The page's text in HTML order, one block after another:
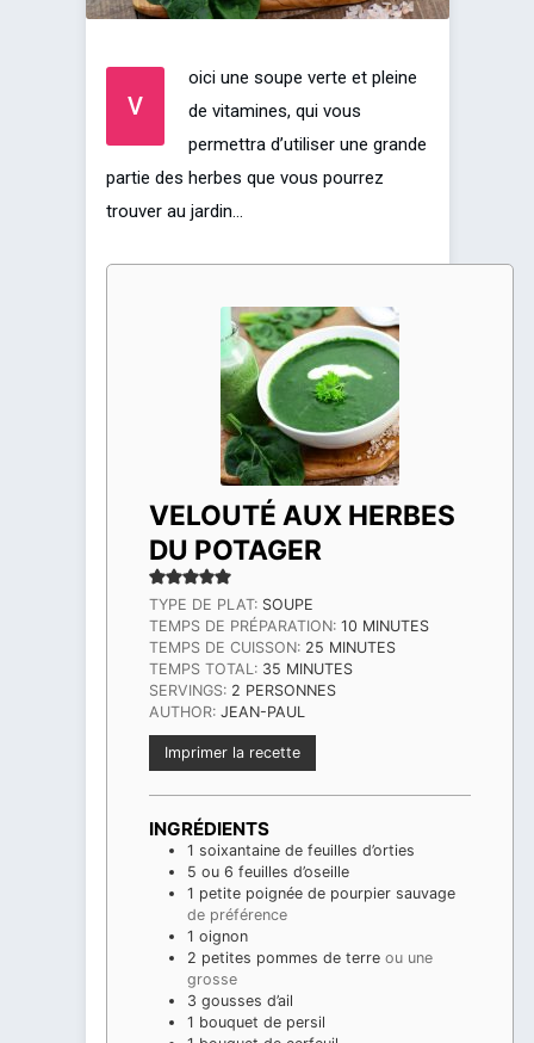
V
oici une soupe verte et pleine
de vitamines, qui vous
permettra d’utiliser une grande
partie des herbes que vous pourrez
trouver au jardin…
VELOUTÉ AUX HERBES
DU POTAGER
TYPE DE PLAT: SOUPE
TEMPS DE PRÉPARATION: 10 MINUTES
MINUTES
TEMPS DE CUISSON: 25 MINUTES
MINUTES
TEMPS TOTAL: 35 MINUTES
MINUTES
SERVINGS: 2 PERSONNES
AUTHOR: JEAN-PAUL
Imprimer la recette
INGRÉDIENTS
1 soixantaine de feuilles d’orties
5 ou 6 feuilles d’oseille
1 petite poignée de pourpier sauvage
de préférence
1 oignon
2 petites pommes de terre ou une
grosse
3 gousses d’ail
1 bouquet de persil